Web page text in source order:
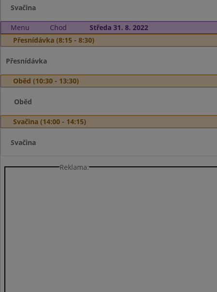
Svačina
Menu Chod
Středa 31. 8. 2022
Přesnídávka (8:15 - 8:30)
Přesnídávka
Oběd (10:30 - 13:30)
Oběd
Svačina (14:00 - 14:15)
Svačina
Reklama: